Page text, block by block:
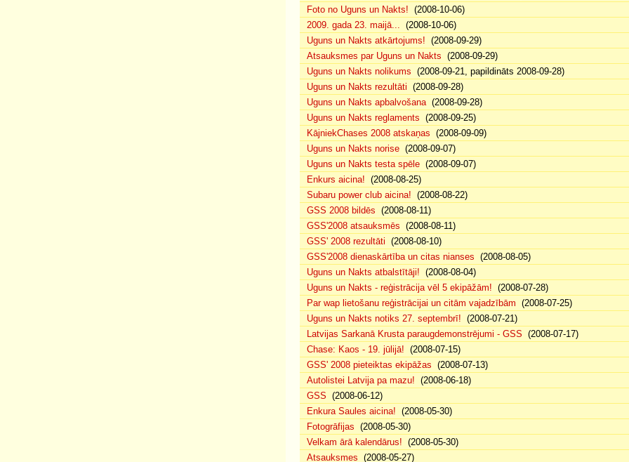
Foto no Uguns un Nakts! (2008-10-06)
2009. gada 23. maijā... (2008-10-06)
Uguns un Nakts atkārtojums! (2008-09-29)
Atsauksmes par Uguns un Nakts (2008-09-29)
Uguns un Nakts nolikums (2008-09-21, papildināts 2008-09-28)
Uguns un Nakts rezultāti (2008-09-28)
Uguns un Nakts apbalvošana(2008-09-28)
Uguns un Nakts reglaments (2008-09-25)
KājniekChases 2008 atskaņas (2008-09-09)
Uguns un Nakts norise (2008-09-07)
Uguns un Nakts testa spēle (2008-09-07)
Enkurs aicina! (2008-08-25)
Subaru power club aicina! (2008-08-22)
GSS 2008 bildēs (2008-08-11)
GSS'2008 atsauksmēs (2008-08-11)
GSS' 2008 rezultāti (2008-08-10)
GSS'2008 dienaskārtība un citas nianses (2008-08-05)
Uguns un Nakts atbalstītāji! (2008-08-04)
Uguns un Nakts - reģistrācija vēl 5 ekipāžām! (2008-07-28)
Par wap lietošanu reģistrācijai un citām vajadzībām (2008-07-25)
Uguns un Nakts notiks 27. septembrī! (2008-07-21)
Latvijas Sarkanā Krusta paraugdemonstrējumi - GSS (2008-07-17)
Chase: Kaos - 19. jūlijā! (2008-07-15)
GSS' 2008 pieteiktas ekipāžas (2008-07-13)
Autolistei Latvija pa mazu! (2008-06-18)
GSS (2008-06-12)
Enkura Saules aicina! (2008-05-30)
Fotogrāfijas (2008-05-30)
Velkam ārā kalendārus! (2008-05-30)
Atsauksmes (2008-05-27)